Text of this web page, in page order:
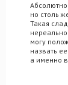
но столь
Такая
могу
назвать
а именно